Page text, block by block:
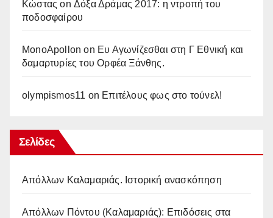
Κώστας onΔόξα Δράμας 2017: η ντροπή του
ποδοσφαίρου
MonoApollon on Ευ Αγωνίζεσθαι στη Γ Εθνική και
δαμαρτυρίες του Ορφέα Ξάνθης.
olympismos11 on Επιτέλους φως στο τούνελ!
Σελίδες
Απόλλων Καλαμαριάς. Iστορική ανασκόπηση
Απόλλων Πόντου (Καλαμαριάς): Επιδόσεις στα